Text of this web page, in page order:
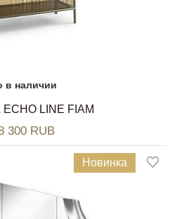
в наличии
LINE FIAM
300 RUB
Новинка